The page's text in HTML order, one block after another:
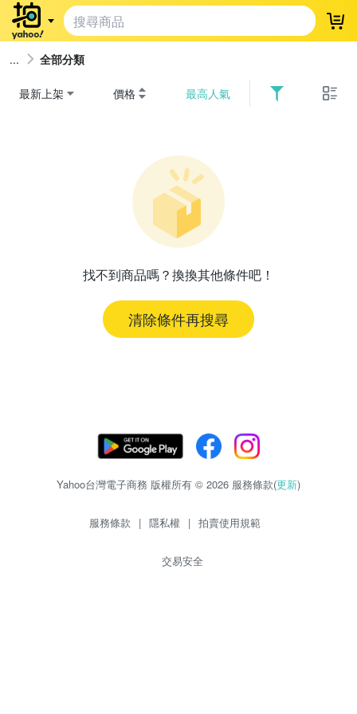
登
全部分類
最新上架 價格 最高人氣
找不到商品嗎？換換其他條件吧！
清除條件再搜尋
Yahoo台灣電子商務 版權所有 © 2026 服務條款(更新)
服務條款 | 隱私權 | 拍賣使用規範
交易安全